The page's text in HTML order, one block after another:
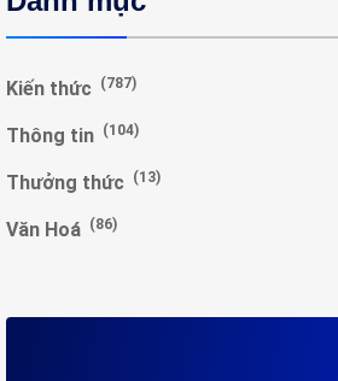
Kiến thức (787)
Thông tin (104)
Thưởng thức (13)
Văn Hoá (86)